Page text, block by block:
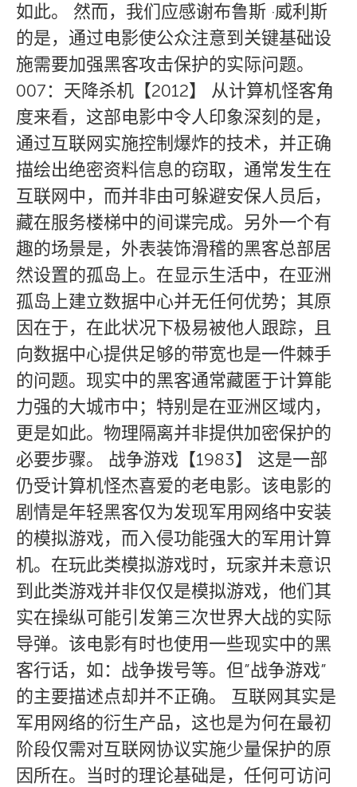
如此。 然而，我们应感谢布鲁斯 ·威利斯
的是，通过电影使公众注意到关键基础设
施需要加强黑客攻击保护的实际问题。
007：天降杀机【2012】 从计算机怪客角
度来看，这部电影中令人印象深刻的是，
通过互联网实施控制爆炸的技术，并正确
描绘出绝密资料信息的窃取，通常发生在
互联网中，而并非由可躲避安保人员后，
藏在服务楼梯中的间谍完成。另外一个有
趣的场景是，外表装饰滑稽的黑客总部居
然设置的孤岛上。在显示生活中，在亚洲
孤岛上建立数据中心并无任何优势；其原
因在于，在此状况下极易被他人跟踪，且
向数据中心提供足够的带宽也是一件棘手
的问题。现实中的黑客通常藏匿于计算能
力强的大城市中；特别是在亚洲区域内，
更是如此。物理隔离并非提供加密保护的
必要步骤。 战争游戏【1983】 这是一部
仍受计算机怪杰喜爱的老电影。该电影的
剧情是年轻黑客仅为发现军用网络中安装
的模拟游戏，而入侵功能强大的军用计算
机。在玩此类模拟游戏时，玩家并未意识
到此类游戏并非仅仅是模拟游戏，他们其
实在操纵可能引发第三次世界大战的实际
导弹。该电影有时也使用一些现实中的黑
客行话，如：战争拨号等。但”战争游戏”
的主要描述点却并不正确。 互联网其实是
军用网络的衍生产品，这也是为何在最初
阶段仅需对互联网协议实施少量保护的原
因所在。当时的理论基础是，任何可访问